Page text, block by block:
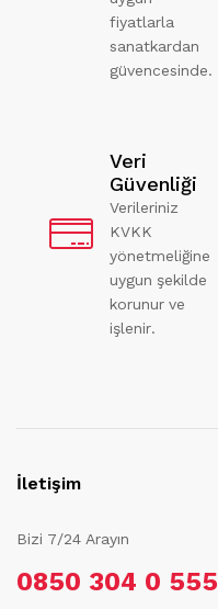
fiyatlarla
sanatkardan
güvencesinde.
Veri
Güvenliği
Verileriniz
KVKK
yönetmeliğine
uygun şekilde
korunur ve
işlenir.
İletişim
Bizi 7/24 Arayın
0850 304 0 555